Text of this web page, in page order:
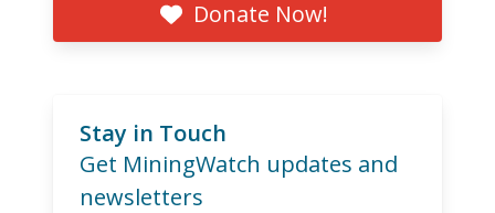
Donate Now!
Stay in Touch
Get MiningWatch updates and
newsletters